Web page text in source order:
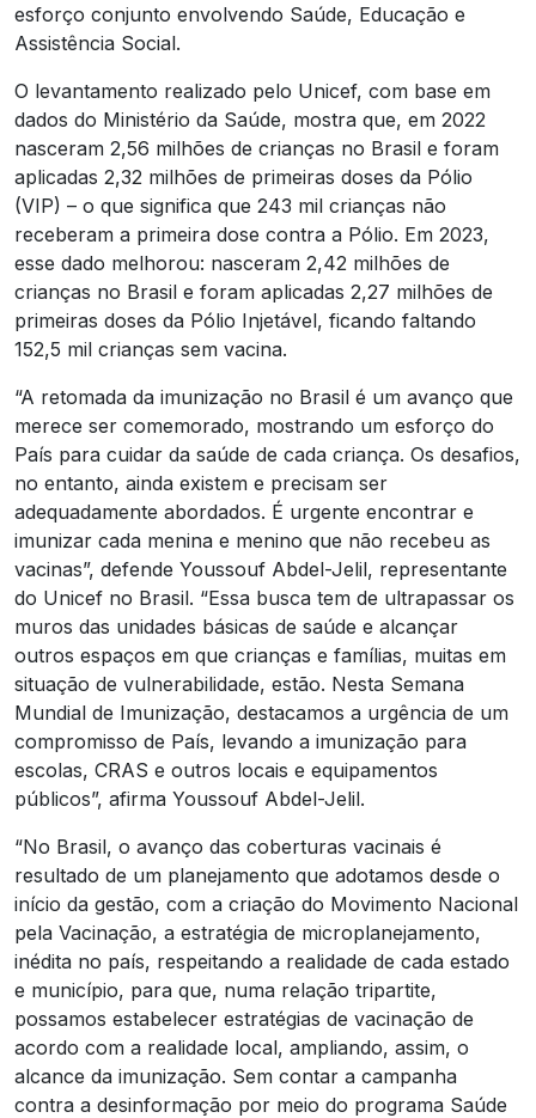
esforço conjunto envolvendo Saúde, Educação e
Assistência Social.
O levantamento realizado pelo Unicef, com base em
dados do Ministério da Saúde, mostra que, em 2022
nasceram 2,56 milhões de crianças no Brasil e foram
aplicadas 2,32 milhões de primeiras doses da Pólio
(VIP) – o que significa que 243 mil crianças não
receberam a primeira dose contra a Pólio. Em 2023,
esse dado melhorou: nasceram 2,42 milhões de
crianças no Brasil e foram aplicadas 2,27 milhões de
primeiras doses da Pólio Injetável, ficando faltando
152,5 mil crianças sem vacina.
“A retomada da imunização no Brasil é um avanço que
merece ser comemorado, mostrando um esforço do
País para cuidar da saúde de cada criança. Os desafios,
no entanto, ainda existem e precisam ser
adequadamente abordados. É urgente encontrar e
imunizar cada menina e menino que não recebeu as
vacinas”, defende Youssouf Abdel-Jelil, representante
do Unicef no Brasil. “Essa busca tem de ultrapassar os
muros das unidades básicas de saúde e alcançar
outros espaços em que crianças e famílias, muitas em
situação de vulnerabilidade, estão. Nesta Semana
Mundial de Imunização, destacamos a urgência de um
compromisso de País, levando a imunização para
escolas, CRAS e outros locais e equipamentos
públicos”, afirma Youssouf Abdel-Jelil.
“No Brasil, o avanço das coberturas vacinais é
resultado de um planejamento que adotamos desde o
início da gestão, com a criação do Movimento Nacional
pela Vacinação, a estratégia de microplanejamento,
inédita no país, respeitando a realidade de cada estado
e município, para que, numa relação tripartite,
possamos estabelecer estratégias de vacinação de
acordo com a realidade local, ampliando, assim, o
alcance da imunização. Sem contar a campanha
contra a desinformação por meio do programa Saúde